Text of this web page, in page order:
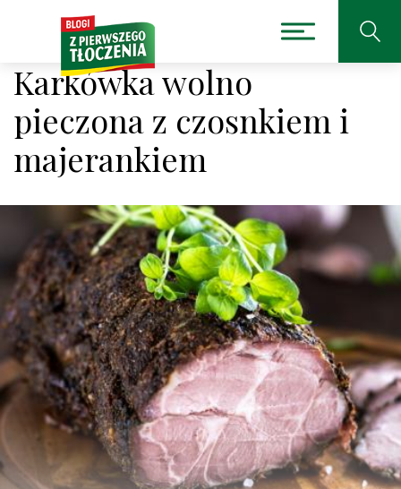
Karkówka wolno
pieczona z czosnkiem i
majerankiem